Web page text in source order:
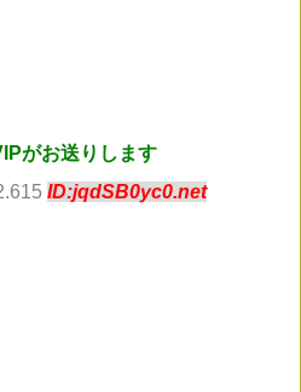
がお送りします
ID:jqdSB0yc0.net